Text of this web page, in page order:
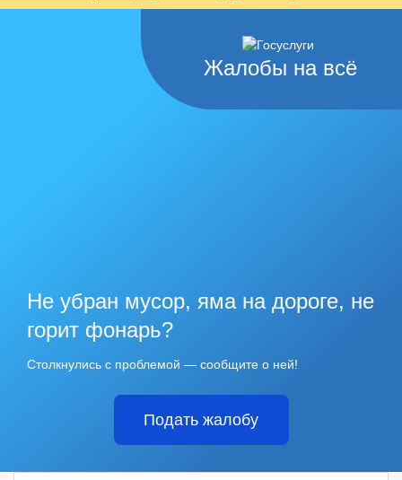
Жалобы на всё
Не убран мусор, яма на дороге, не
горит фонарь?
Столкнулись с проблемой — сообщите о ней!
Подать жалобу